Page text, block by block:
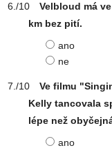
Velbloud má
km bez pití.
ano
ne
Ve filmu
Kelly tancovala
lépe než
ano